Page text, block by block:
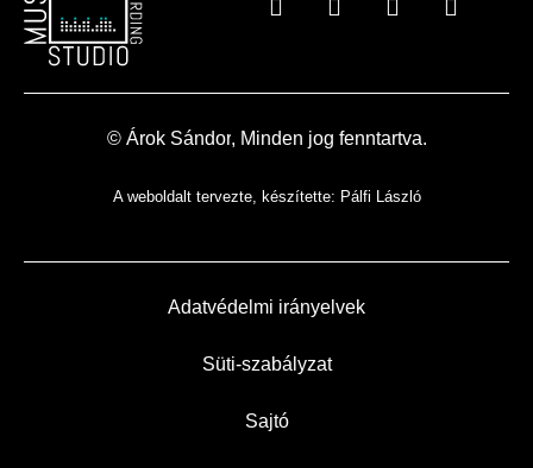
© Árok Sándor, Minden jog fenntartva.
A weboldalt tervezte, készítette: Pálfi László
Adatvédelmi irányelvek
Süti-szabályzat
Sajtó